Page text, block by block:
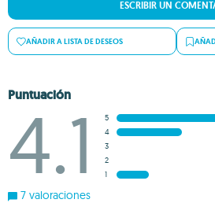
ESCRIBIR UN
AÑADIR A LISTA DE DESEOS
Puntuación
4.1
5
4
3
2
1
7 valoraciones